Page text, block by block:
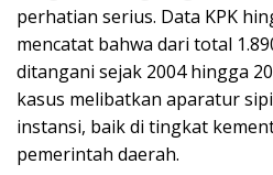
perhatian serius. Data KPK
mencatat bahwa dari total
ditangani sejak 2004 hingga
kasus melibatkan aparatur
instansi, baik di tingkat
pemerintah daerah.